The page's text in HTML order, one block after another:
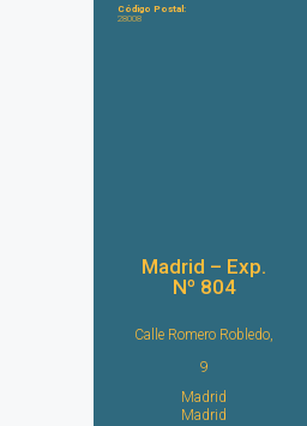
Código Postal:
28008
Madrid – Exp.
Nº 804
Calle Romero Robledo,
9
Madrid
Madrid